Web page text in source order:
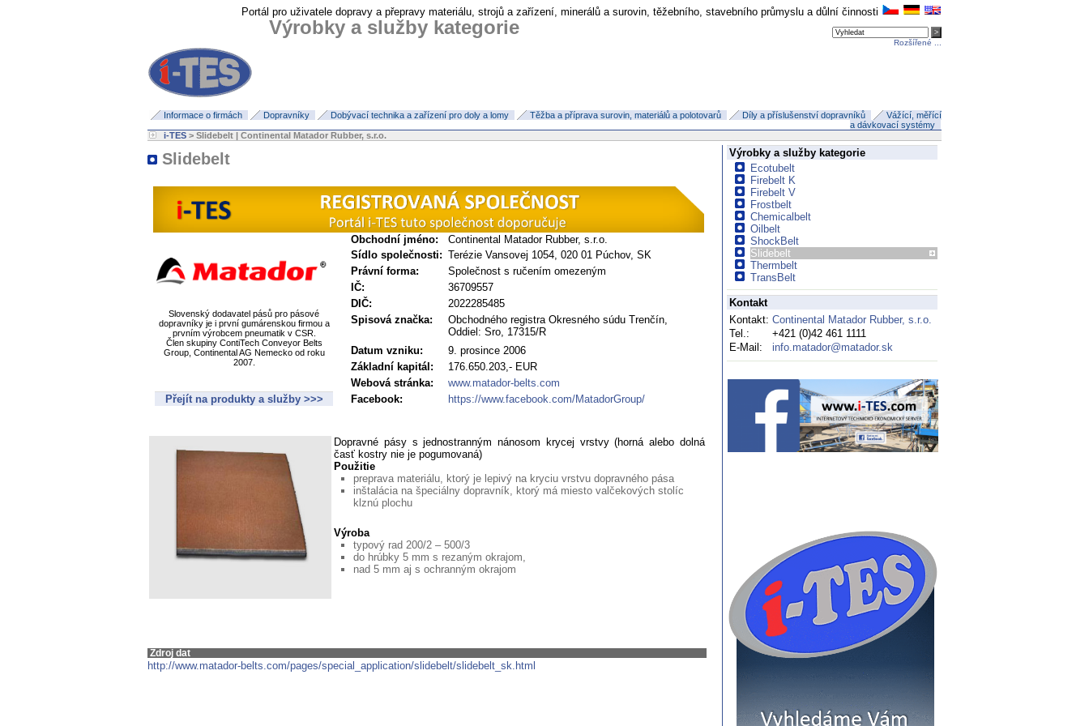
Portál pro uživatele dopravy a přepravy materiálu, strojů a zařízení, minerálů a surovin, těžebního, stavebního průmyslu a důlní činnosti
Rozšířené ...
Výrobky a služby kategorie
Informace o firmách Dopravníky Dobývací technika a zařízení pro doly a lomy Těžba a příprava surovin, materiálů a polotovarů Díly a příslušenství dopravníků
Vážící, měřící
a dávkovací systémy
i-TES > Slidebelt | Continental Matador Rubber, s.r.o.
Výrobky a služby kategorie
Ecotubelt
Firebelt K
Firebelt V
Frostbelt
Chemicalbelt
Oilbelt
ShockBelt
Slidebelt
Thermbelt
TransBelt
Kontakt
Kontakt: Continental Matador Rubber, s.r.o.
Tel.:
+421 (0)42 461 1111
E-Mail:
info.matador@matador.sk
Slidebelt
Slovenský dodavatel pásů pro pásové
dopravníky je i první gumárenskou firmou a
prvním výrobcem pneumatik v CSR.
Člen skupiny ContiTech Conveyor Belts
Group, Continental AG Nemecko od roku
2007.
Přejít na produkty a služby >>>
Obchodní jméno:
Continental Matador Rubber, s.r.o.
Sídlo společnosti: Terézie Vansovej 1054, 020 01 Púchov, SK
Právní forma:
Společnost s ručením omezeným
IČ:
36709557
DIČ:
2022285485
Spisová značka:
Obchodného registra Okresného súdu Trenčín,
Oddiel: Sro, 17315/R
Datum vzniku:
9. prosince 2006
Základní kapitál:
176.650.203,- EUR
Webová stránka:
www.matador-belts.com
Facebook:
https://www.facebook.com/MatadorGroup/
Dopravné pásy s jednostranným nánosom krycej vrstvy (horná alebo dolná
časť kostry nie je pogumovaná)
Použitie
preprava materiálu, ktorý je lepivý na kryciu vrstvu dopravného pása
inštalácia na špeciálny dopravník, ktorý má miesto valčekových stolíc
klznú plochu
Výroba
typový rad 200/2 – 500/3
do hrúbky 5 mm s rezaným okrajom,
nad 5 mm aj s ochranným okrajom
Zdroj dat
http://www.matador-belts.com/pages/special_application/slidebelt/slidebelt_sk.html